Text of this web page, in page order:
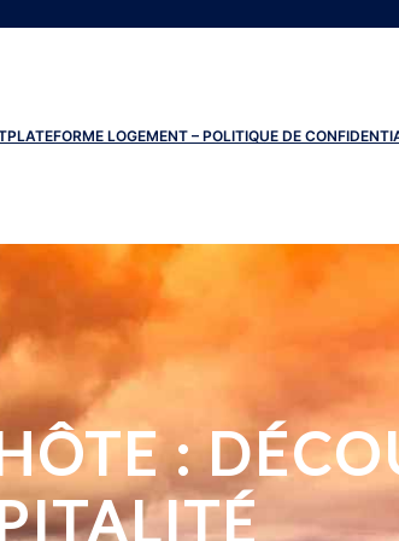
PLATEFORME LOGEMENT – POLITIQUE DE
: